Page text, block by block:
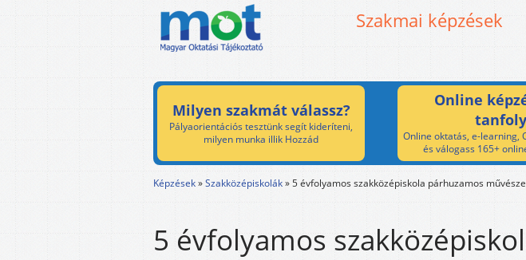
Szakmai képzések
Milyen szakmát válassz?
Pályaorientációs tesztünk segít kideríteni,
milyen munka illik Hozzád
Online
Online oktatás, e-learning,
és válogass 165+
Képzések»Szakközépiskolák»5 évfolyamos szakközépiskola párhuzamos
5 évfolyamos